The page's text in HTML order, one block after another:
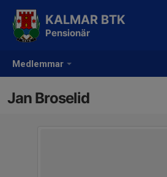
Medlemmar
KALMAR BTK
Pensionär
Jan Broselid